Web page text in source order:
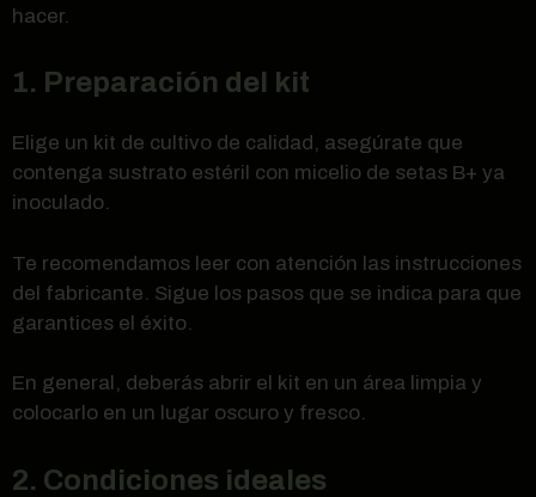
hacer.
1. Preparación del kit
Elige un kit de cultivo de calidad, asegúrate que
contenga sustrato estéril con micelio de setas B+ ya
inoculado.
Te recomendamos leer con atención las instrucciones
del fabricante. Sigue los pasos que se indica para que
garantices el éxito.
En general, deberás abrir el kit en un área limpia y
colocarlo en un lugar oscuro y fresco.
2. Condiciones ideales